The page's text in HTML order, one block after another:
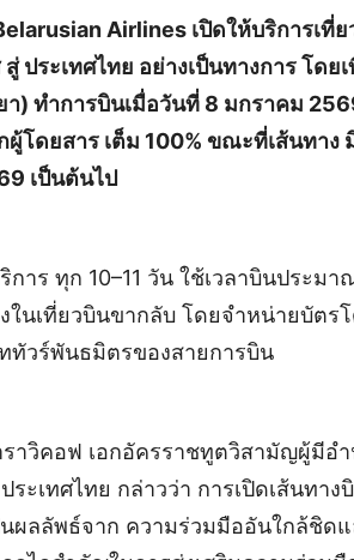
Airlines เปิดให้บริการเที่
สู่ ประเทศไทย อย่างเป็นทางการ โด
) ทำการบินเมื่อวันที่ 8 มกราคม
โดยสาร เต็ม 100% ขณะที่เส้นทาง
เป็นต้นไป
การ ทุก 10–11 วัน ใช้เวลาบินประม
ในเที่ยวบินขากลับ โดยจำหน่ายบัตร
ทัวร์พันธมิตรของสายการบิน
าวิคอฟ เอกอัครราชทูตวิสามัญผู้มีอำ
ะเทศไทย กล่าวว่า การเปิดเส้นทาง
นผลลัพธ์จาก ความร่วมมืออันใกล้ชิด